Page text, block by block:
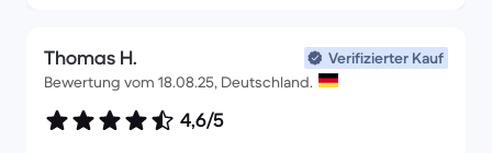
Thomas H.
Verifizierter Kauf
Bewertung vom 18.08.25, Deutschland.
4,6/5